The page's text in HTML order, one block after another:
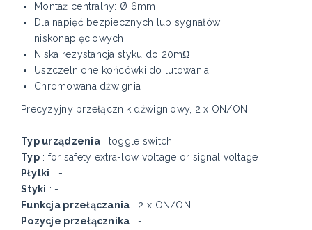
Montaż centralny: Ø 6mm
Dla napięć bezpiecznych lub sygnałów
niskonapięciowych
Niska rezystancja styku do 20mΩ
Uszczelnione końcówki do lutowania
Chromowana dźwignia
Precyzyjny przełącznik dźwigniowy, 2 x ON/ON
Typ urządzenia: toggle switch
Typ: for safety extra-low voltage or signal voltage
Płytki : -
Styki : -
Funkcja przełączania : 2 x ON/ON
Pozycje przełącznika : -